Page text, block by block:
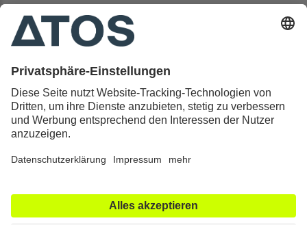
Kontakt & Rechtliches
Alle ATOS Kliniken